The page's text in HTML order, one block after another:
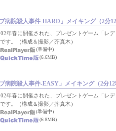
病院殺人事件-HARD」メイキング（2分
年春に開催された、プレゼントゲーム「レ
す。（構成＆撮影／芥真木）
(準備中)
(6.6MB)
病院殺人事件-EASY」メイキング（2分
年春に開催された、プレゼントゲーム「レ
す。（構成＆撮影／芥真木）
(準備中)
(6.8MB)